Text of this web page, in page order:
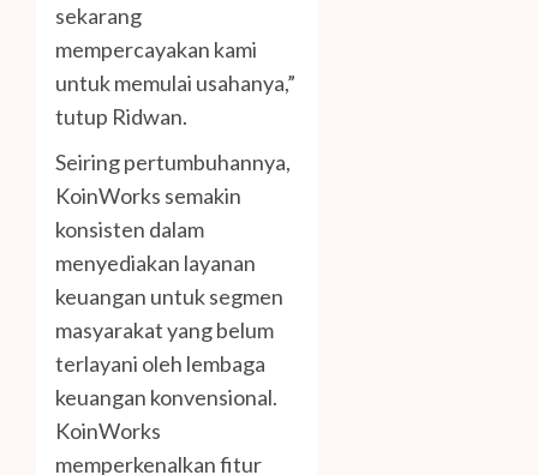
sekarang
mempercayakan kami
untuk memulai usahanya,”
tutup Ridwan.
Seiring pertumbuhannya,
KoinWorks semakin
konsisten dalam
menyediakan layanan
keuangan untuk segmen
masyarakat yang belum
terlayani oleh lembaga
keuangan konvensional.
KoinWorks
memperkenalkan fitur